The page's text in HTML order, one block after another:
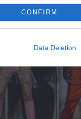
CONFIRM
Data Deletion